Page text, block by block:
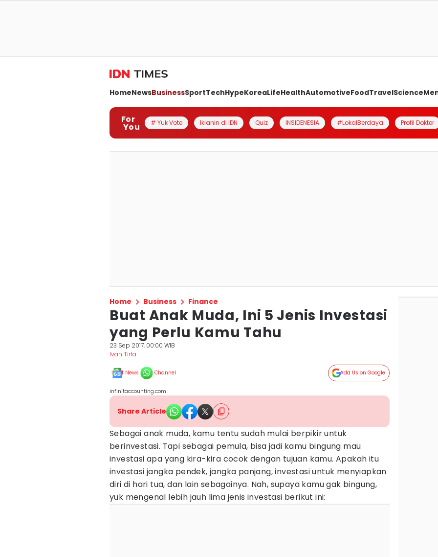
HomeNewsBusinessSportTechHypeKoreaLifeHealthAutomotiveFoodTravelScience
For
You # Yuk Vote Iklanin di IDN Quiz INSIDENESIA #LokalBerdaya Profil Dokter
Home Business Finance
Buat Anak Muda, Ini 5 Jenis Investasi
yang Perlu Kamu Tahu
23 Sep 2017, 00:00 WIB
Ivan Tirta
News Channel Add Us on Google
infinitaccounting.com
Share Article
Sebagai anak muda, kamu tentu sudah mulai berpikir untuk
berinvestasi. Tapi sebagai pemula, bisa jadi kamu bingung mau
investasi apa yang kira-kira cocok dengan tujuan kamu. Apakah itu
investasi jangka pendek, jangka panjang, investasi untuk menyiapkan
diri di hari tua, dan lain sebagainya. Nah, supaya kamu gak bingung,
yuk mengenal lebih jauh lima jenis investasi berikut ini: